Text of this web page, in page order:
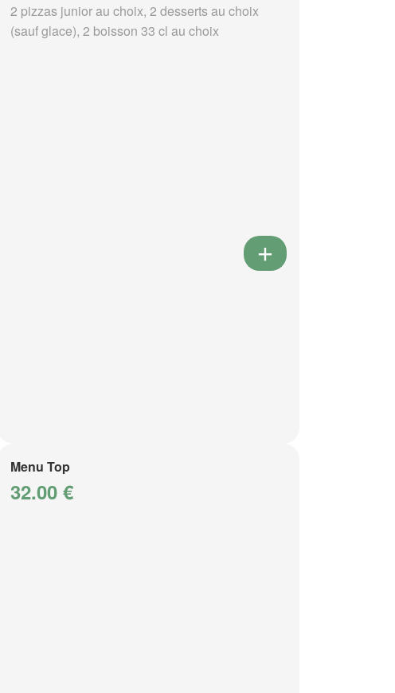
2 pizzas junior au choix, 2 desserts au choix
(sauf glace), 2 boisson 33 cl au choix
Menu Top
32.00 €